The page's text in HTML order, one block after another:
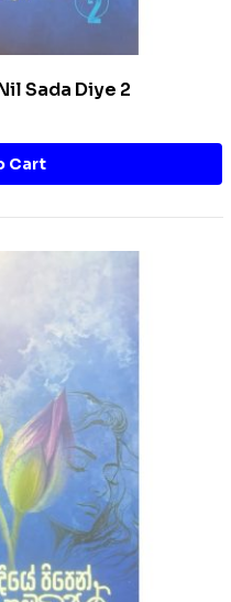
Sada Diye 2
Cart